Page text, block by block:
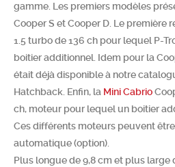
gamme. Les premiers modèles
Cooper S et Cooper D. Le première
1.5 turbo de 136 ch pour lequel P-
boitier additionnel. Idem pour la
était déjà disponible à notre
Hatchback. Enfin, la Mini Cabrio
ch, moteur pour lequel un boitier
Ces différents moteurs peuvent
automatique (option).
Plus longue de 9,8 cm et plus large